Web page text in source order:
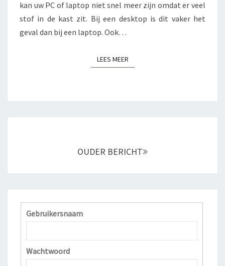
H
O
O
A
O
D
I
kan uw PC of laptop niet snel meer zijn omdat er veel
stof in de kast zit. Bij een desktop is dit vaker het
geval dan bij een laptop. Ook…
LEES MEER
OUDER BERICHT
Gebruikersnaam
Wachtwoord